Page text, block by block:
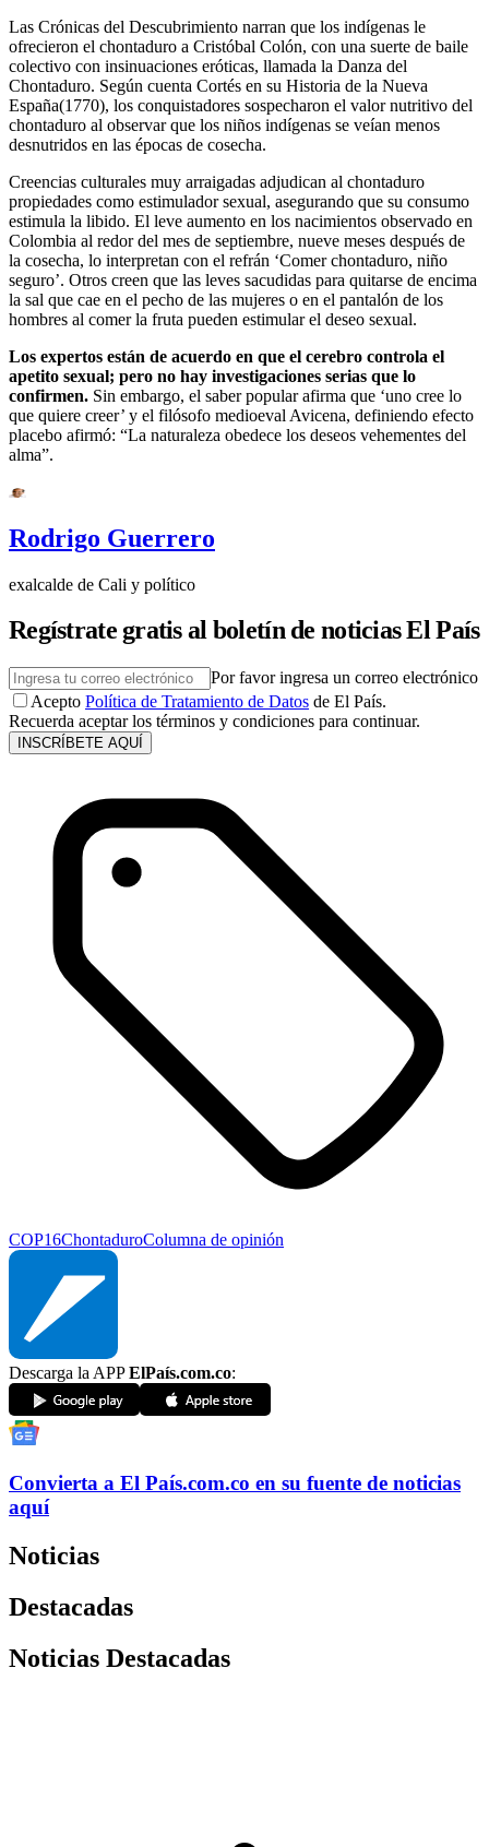
Las Crónicas del Descubrimiento narran que los indígenas le
ofrecieron el chontaduro a Cristóbal Colón, con una suerte de baile
colectivo con insinuaciones eróticas, llamada la Danza del
Chontaduro. Según cuenta Cortés en su Historia de la Nueva
España(1770), los conquistadores sospecharon el valor nutritivo del
chontaduro al observar que los niños indígenas se veían menos
desnutridos en las épocas de cosecha.
Creencias culturales muy arraigadas adjudican al chontaduro
propiedades como estimulador sexual, asegurando que su consumo
estimula la libido. El leve aumento en los nacimientos observado en
Colombia al redor del mes de septiembre, nueve meses después de
la cosecha, lo interpretan con el refrán ‘Comer chontaduro, niño
seguro’. Otros creen que las leves sacudidas para quitarse de encima
la sal que cae en el pecho de las mujeres o en el pantalón de los
hombres al comer la fruta pueden estimular el deseo sexual.
Los expertos están de acuerdo en que el cerebro controla el
apetito sexual; pero no hay investigaciones serias que lo
confirmen. Sin embargo, el saber popular afirma que ‘uno cree lo
que quiere creer’ y el filósofo medioeval Avicena, definiendo efecto
placebo afirmó: “La naturaleza obedece los deseos vehementes del
alma”.
Rodrigo Guerrero
exalcalde de Cali y político
Regístrate gratis al boletín de noticias El País
Por favor ingresa un correo electrónico
Acepto Política de Tratamiento de Datos de El País.
Recuerda aceptar los términos y condiciones para continuar.
INSCRÍBETE AQUÍ
COP16ChontaduroColumna de opinión
Descarga la APPElPaís.com.co:
Convierta a El País.com.co en su fuente de noticias
aquí
Noticias
Destacadas
Noticias Destacadas